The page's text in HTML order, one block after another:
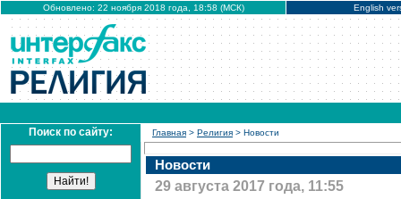
Обновлено: 22 ноября 2018 года, 18:58 (МСК) English
Поиск по сайту: Главная > Религия > Новости
Новости
29 августа 2017 года, 11:55